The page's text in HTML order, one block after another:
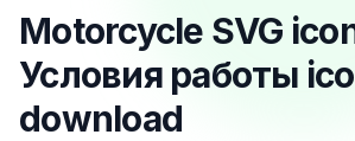
Motorcycle SVG
Условия работы
download